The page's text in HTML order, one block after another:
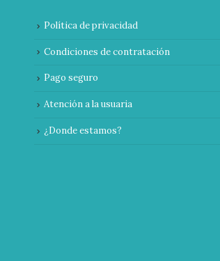
Política de privacidad
Condiciones de contratación
Pago seguro
Atención a la usuaria
¿Donde estamos?